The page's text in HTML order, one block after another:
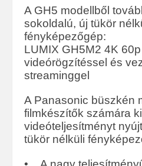
A GH5 modellből
sokoldalú, új tükör
fényképezőgép:
LUMIX GH5M2 4K
videórögzítéssel és
streaminggel
A Panasonic büszkén
filmkészítők számára
videóteljesítményt
tükör nélküli